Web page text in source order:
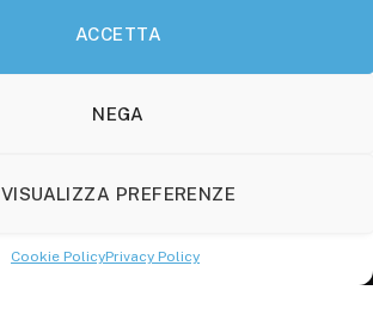
ACCETTA
NEGA
VISUALIZZA PREFERENZE
Cookie PolicyPrivacy Policy